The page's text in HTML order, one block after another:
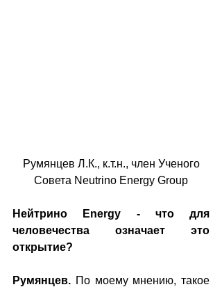
Совета Neutrino Energy Group
Нейтрино Energy - что для
человечества означает это
открытие?
Румянцев. По моему мнению, такое